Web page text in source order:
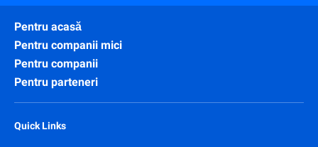
Pentru acasă
Pentru companii mici
Pentru companii
Pentru parteneri
Quick Links